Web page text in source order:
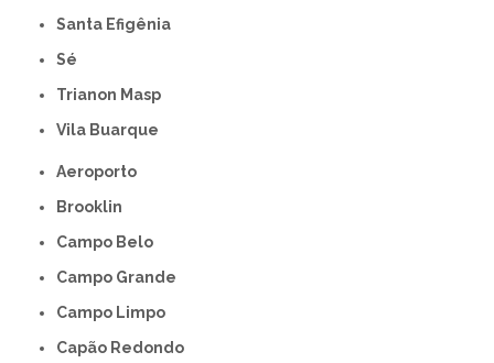
Santa Efigênia
Sé
Trianon Masp
Vila Buarque
Aeroporto
Brooklin
Campo Belo
Campo Grande
Campo Limpo
Capão Redondo